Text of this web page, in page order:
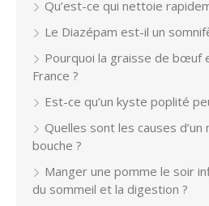
Qu’est-ce qui nettoie
Le Diazépam est-il un
Pourquoi la graisse de bœuf
France ?
Est-ce qu’un kyste poplité
Quelles sont les causes d’un
bouche ?
Manger une pomme le soir
du sommeil et la digestion ?